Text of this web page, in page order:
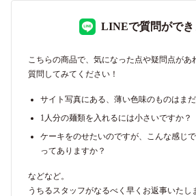
LINEで質問ができ
こちらの商品で、気になった点や疑問点があ
質問してみてください！
サイト写真にある、薄い色味のものはま
1人分の麺類を入れるには小さいですか？
ケーキをのせたいのですが、こんな感じ
ってありますか？
などなど。
うちるスタッフがなるべく早くお返事いたし